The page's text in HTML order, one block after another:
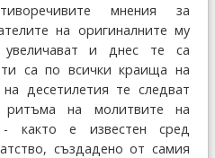
мнения за
на оригиналните му
и днес те са
са по всички краища на
десетилетия те следват
ритъма на молитвите на
както е известен сред
създадено от самия